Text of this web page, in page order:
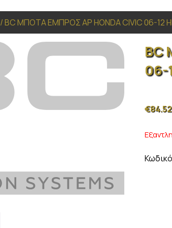
/ BC ΜΠΟΤΑ ΕΜΠΡΟΣ ΑΡ HONDA CIVIC 06-12
BC
06-
€84.52